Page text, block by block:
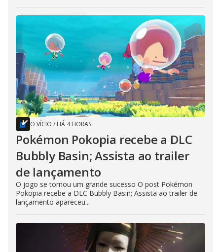
O VÍCIO / HÁ 4 HORAS
Pokémon Pokopia recebe a DLC
Bubbly Basin; Assista ao trailer
de lançamento
O jogo se tornou um grande sucesso O post Pokémon
Pokopia recebe a DLC Bubbly Basin; Assista ao trailer de
lançamento apareceu...